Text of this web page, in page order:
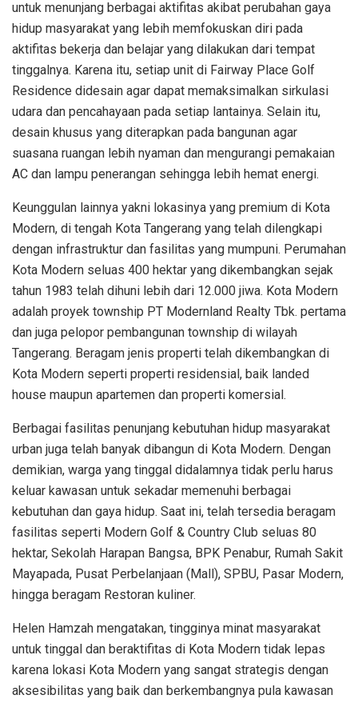
untuk menunjang berbagai aktifitas akibat perubahan gaya
hidup masyarakat yang lebih memfokuskan diri pada
aktifitas bekerja dan belajar yang dilakukan dari tempat
tinggalnya. Karena itu, setiap unit di Fairway Place Golf
Residence didesain agar dapat memaksimalkan sirkulasi
udara dan pencahayaan pada setiap lantainya. Selain itu,
desain khusus yang diterapkan pada bangunan agar
suasana ruangan lebih nyaman dan mengurangi pemakaian
AC dan lampu penerangan sehingga lebih hemat energi.
Keunggulan lainnya yakni lokasinya yang premium di Kota
Modern, di tengah Kota Tangerang yang telah dilengkapi
dengan infrastruktur dan fasilitas yang mumpuni. Perumahan
Kota Modern seluas 400 hektar yang dikembangkan sejak
tahun 1983 telah dihuni lebih dari 12.000 jiwa. Kota Modern
adalah proyek township PT Modernland Realty Tbk. pertama
dan juga pelopor pembangunan township di wilayah
Tangerang. Beragam jenis properti telah dikembangkan di
Kota Modern seperti properti residensial, baik landed
house maupun apartemen dan properti komersial.
Berbagai fasilitas penunjang kebutuhan hidup masyarakat
urban juga telah banyak dibangun di Kota Modern. Dengan
demikian, warga yang tinggal didalamnya tidak perlu harus
keluar kawasan untuk sekadar memenuhi berbagai
kebutuhan dan gaya hidup. Saat ini, telah tersedia beragam
fasilitas seperti Modern Golf & Country Club seluas 80
hektar, Sekolah Harapan Bangsa, BPK Penabur, Rumah Sakit
Mayapada, Pusat Perbelanjaan (Mall), SPBU, Pasar Modern,
hingga beragam Restoran kuliner.
Helen Hamzah mengatakan, tingginya minat masyarakat
untuk tinggal dan beraktifitas di Kota Modern tidak lepas
karena lokasi Kota Modern yang sangat strategis dengan
aksesibilitas yang baik dan berkembangnya pula kawasan